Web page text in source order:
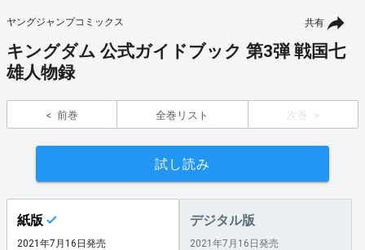
共有
ヤングジャンプコミックス
キングダム 公式ガイドブック 第3弾 戦国七
雄人物録
前巻 全巻リスト 次巻
試し読み
紙版
2021年7月16日発売
デジタル版
2021年7月16日発売